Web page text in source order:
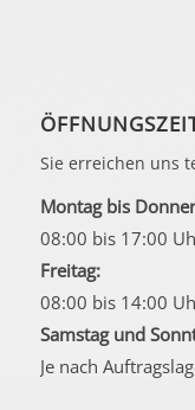
Sie erreichen uns
Montag bis
08:00 bis 17:00
Freitag:
08:00 bis 14:00
Samstag und
Je nach